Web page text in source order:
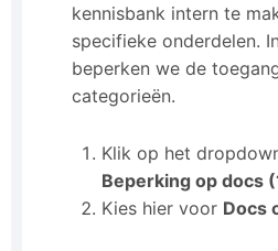
kennisbank intern te
specifieke onderdelen.
beperken we de
categorieën.
Klik op het
Beperking op docs
Kies hier voor Docs